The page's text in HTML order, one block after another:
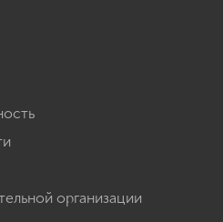
организации